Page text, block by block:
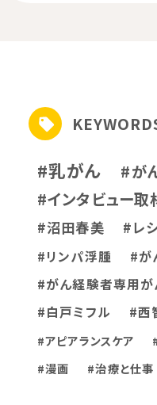
#乳がん #が
#インタビュー取
#沼田春美
#レ
#リンパ浮腫
#が
#がん経験者専用が
#白戸ミフル
#西
#アピアランスケア
#漫画
#治療と仕事